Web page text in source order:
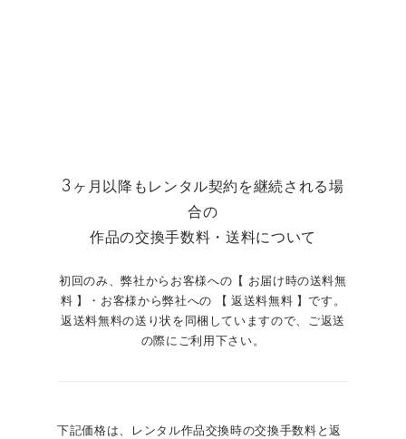
3ヶ月以降もレンタル契約を継続される場
合の
作品の交換手数料・送料について
初回のみ、弊社からお客様への【 お届け時の送料無
料 】・お客様から弊社への 【 返送料無料 】です。
返送料無料の送り状を同梱していますので、ご返送
の際にご利用下さい。
下記価格は、レンタル作品交換時の交換手数料と返